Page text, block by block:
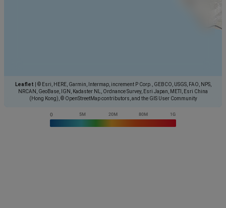
Leaflet
© Esri, HERE, Garmin, Intermap, increment P Corp., GEBCO, USGS, FAO, NPS,
NRCAN, GeoBase, IGN, Kadaster NL, Ordnance Survey, Esri Japan, METI, Esri China
(Hong Kong), © OpenStreetMap contributors, and the GIS User Community